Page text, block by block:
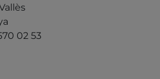
02 53